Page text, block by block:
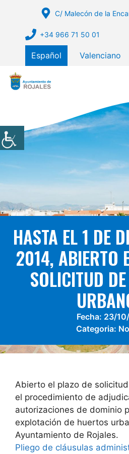
contenido
C/ Malecón de la
+34 966 71 50 01
Español Valenciano
HASTA EL 1 DE
2014, ABIERTO
SOLICITUD
Fecha: 23/
Categoria:
Abierto el plazo de
el procedimiento de
autorizaciones de dominio
explotación de huertos
Ayuntamiento de Rojales.
Pliego de cláusulas